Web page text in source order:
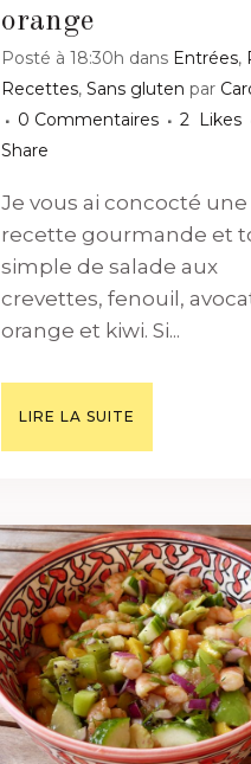
orange
Posté à 18:30h dans Entrées,
Recettes, Sans gluten par
0 Commentaires
2 Likes
Share
Je vous ai concocté une
recette gourmande et
simple de salade aux
crevettes, fenouil,
orange et kiwi. Si...
LIRE LA SUITE